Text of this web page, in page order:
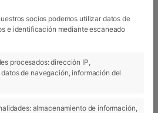
socios podemos utilizar datos de
e identificación mediante escaneado
procesados: dirección IP,
de navegación, información del
almacenamiento de información,